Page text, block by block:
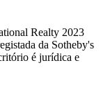
2023
da Sotheby's
é jurídica e